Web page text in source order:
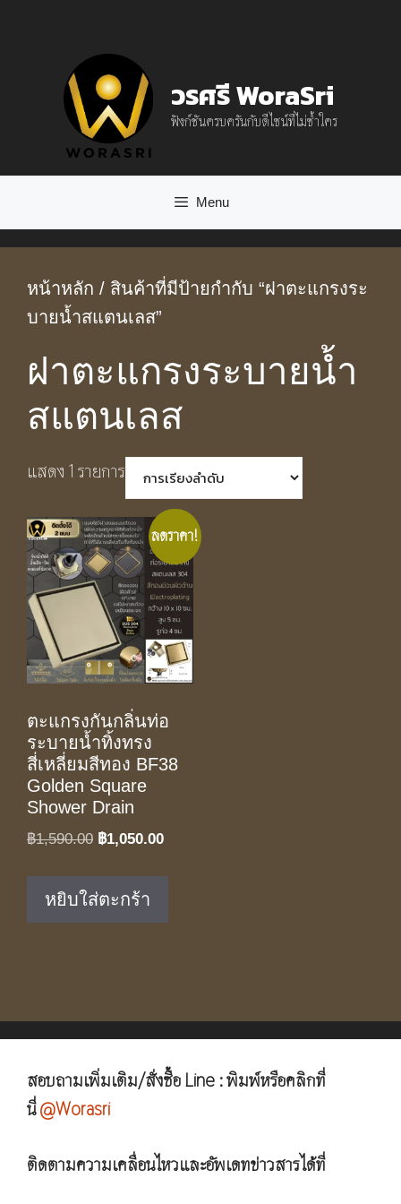
วรศรี WoraSri
ฟังก์ชันครบครันกับดีไซน์ที่ไม่ซ้ำใคร
Menu
หน้าหลัก / สินค้าที่มีป้ายกำกับ “ฝาตะแกรงระ
บายน้ำสแตนเลส”
ฝาตะแกรงระบายน้ำ
สแตนเลส
แสดง 1 รายการ
ลดราคา!
ตะแกรงกันกลิ่นท่อ
ระบายน้ำทิ้งทรง
สี่เหลี่ยมสีทอง BF38
Golden Square
Shower Drain
฿1,590.00 Original
฿1,590.00.
฿1,050.00Current
หยิบใส่ตะกร้า
สอบถามเพิ่มเติม/สั่งซื้อ Line : พิมพ์หรือคลิกที่
นี่@Worasri
ติดตามความเคลื่อนไหวและอัพเดทข่าวสารได้ที่